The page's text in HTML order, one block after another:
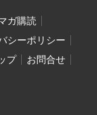
ガ購読
シーポリシー
プ
お問合せ